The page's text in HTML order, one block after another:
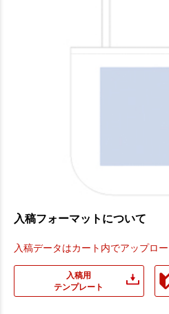
入稿フォーマットについて
入稿データはカート内でアップロー
入稿用
テンプレート